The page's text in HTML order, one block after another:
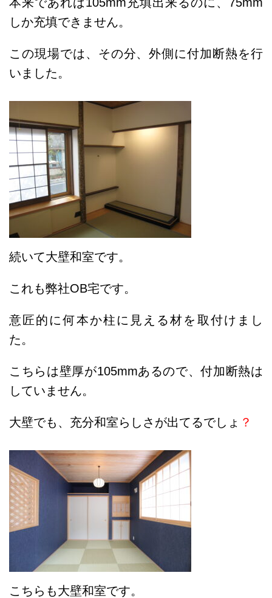
しか充填できません。
この現場では、その分、外側に付加断熱を行
いました。
続いて大壁和室です。
これも弊社OB宅です。
意匠的に何本か柱に見える材を取付けまし
た。
こちらは壁厚が105mmあるので、付加断熱は
していません。
大壁でも、充分和室らしさが出てるでしょ ？
こちらも大壁和室です。